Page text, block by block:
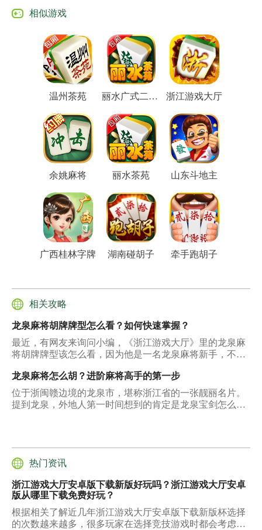
相似游戏
温州茶苑 丽水广式二人麻将 浙江游戏大厅
余姚麻将 丽水茶苑 山东斗地主
广西桂林字牌 湖南碰胡子 牵手跑胡子
相关攻略
龙泉麻将胡牌牌型怎么看？如何快速掌握？
最近，有网友来询问小编，《浙江游戏大厅》里的龙泉麻
将胡牌牌型该怎么看，因为他是一名龙泉麻将新手，不知
个问题确实有些出乎小编的意料了，看起来《浙江游戏大
厅》的龙泉麻将玩法是真的相当诱人，连新手都被吸引住
了，为了让更多的龙泉麻将新手能够快速上手，顺利进
阶，小编今天就来和大家聊聊龙泉麻将胡牌牌型怎么看这
龙泉麻将怎么胡？进阶麻将高手的第一步
位于浙闽赣边境的龙泉市，堪称浙江省的一张靓丽名片。
提到龙泉，外地人第一时间想到的肯定是龙泉宝剑怎么
休闲娱乐项目，龙泉几乎每家每户都能找出一个深谙龙泉
麻将的麻将高手来。今天，小编就借着这个机会，和大家
热门资讯
浙江游戏大厅安卓版下载新版好玩吗？浙江游戏大厅安卓
版从哪里下载免费好玩？
根据相关了解近几年浙江游戏大厅安卓版下载新版杯选择
的次数越来越多，很多玩家在选择竞技游戏时都会考虑